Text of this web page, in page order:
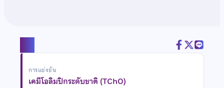
การแข่งขัน
เคมีโอลิมปิกระดับชาติ (TChO)